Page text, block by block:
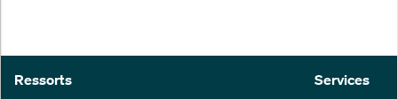
Ressorts Services